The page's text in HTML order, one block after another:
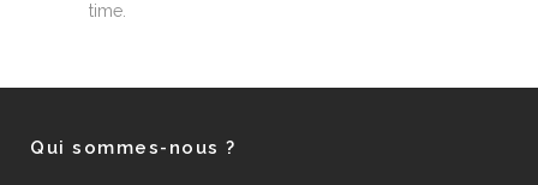
time.
Qui sommes-nous ?